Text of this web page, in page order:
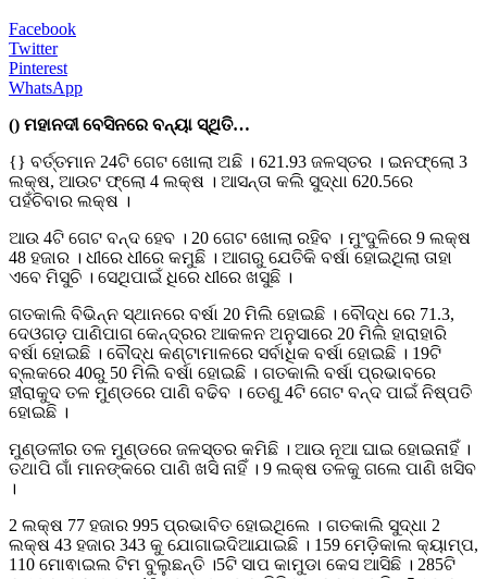
Facebook
Twitter
Pinterest
WhatsApp
() ମହାନଦୀ ବେସିନରେ ବନ୍ୟା ସ୍ଥିତି…
{} ବର୍ତ୍ତମାନ 24ଟି ଗେଟ ଖୋଲା ଅଛି । 621.93 ଜଳସ୍ତର । ଇନଫ୍ଲୋ 3
ଲକ୍ଷ, ଆଉଟ ଫ୍ଲୋ 4 ଲକ୍ଷ । ଆସନ୍ତା କଲି ସୁଦ୍ଧା 620.5ରେ
ପହଁଚିବାର ଲକ୍ଷ ।
ଆଉ 4ଟି ଗେଟ ବନ୍ଦ ହେବ । 20 ଗେଟ ଖୋଲା ରହିବ । ମୁଂଦୁଳିରେ 9 ଲକ୍ଷ
48 ହଜାର । ଧୀରେ ଧୀରେ କମୁଛି । ଆଗରୁ ଯେତିକି ବର୍ଷା ହୋଇଥିଲା ତାହା
ଏବେ ମିସୁଚି । ସେଥିପାଇଁ ଧିରେ ଧୀରେ ଖସୁଛି ।
ଗତକାଲି ବିଭିନ୍ନ ସ୍ଥାନରେ ବର୍ଷା 20 ମିଲି ହୋଇଛି । ବୌଦ୍ଧ ରେ 71.3,
ଦେଓଗଡ଼ ପାଣିପାଗ କେନ୍ଦ୍ରର ଆକଳନ ଅନୁସାରେ 20 ମିଲି ହାରାହାରି
ବର୍ଷା ହୋଇଛି । ବୌଦ୍ଧ କଣ୍ଟାମାଳରେ ସର୍ବାଧିକ ବର୍ଷା ହୋଇଛି । 19ଟି
ବ୍ଲକରେ 40ରୁ 50 ମିଲି ବର୍ଷା ହୋଇଛି । ଗତକାଲି ବର୍ଷା ପ୍ରଭାବରେ
ହୀରାକୁଦ ତଳ ମୁଣ୍ଡରେ ପାଣି ବଢିବ । ତେଣୁ 4ଟି ଗେଟ ବନ୍ଦ ପାଇଁ ନିଷ୍ପତି
ହୋଇଛି ।
ମୁଣ୍ଡଳୀର ତଳ ମୁଣ୍ଡରେ ଜଳସ୍ତର କମିଛି । ଆଉ ନୂଆ ଘାଇ ହୋଇନାହିଁ ।
ତଥାପି ଗାଁ ମାନଙ୍କରେ ପାଣି ଖସି ନାହିଁ । 9 ଲକ୍ଷ ତଳକୁ ଗଲେ ପାଣି ଖସିବ
।
2 ଲକ୍ଷ 77 ହଜାର 995 ପ୍ରଭାବିତ ହୋଇଥିଲେ । ଗତକାଲି ସୁଦ୍ଧା 2
ଲକ୍ଷ 43 ହଜାର 343 କୁ ଯୋଗାଇଦିଆଯାଇଛି । 159 ମେଡ଼ିକାଲ କ୍ୟାମ୍ପ,
110 ମୋଵାଇଲ ଟିମ ବୁଲୁଛନ୍ତି ।5ଟି ସାପ କାମୁଡା କେସ ଆସିଛି । 285ଟି